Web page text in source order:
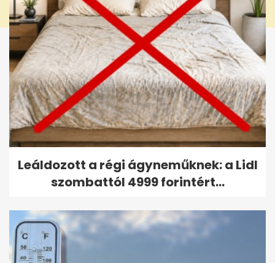
Leáldozott a régi ágyneműknek: a Lidl
szombattól 4999 forintért...